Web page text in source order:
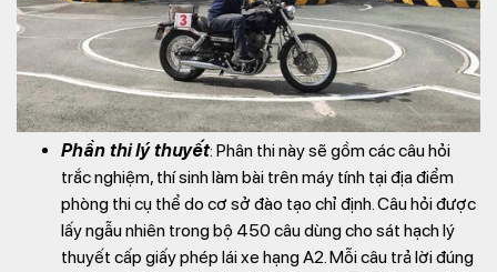
Phần thi lý thuyết: Phân thi này sẽ gồm các câu hỏi
trắc nghiệm, thí sinh làm bài trên máy tính tại địa điểm
phòng thi cụ thể do cơ sở đào tạo chỉ định. Câu hỏi được
lấy ngẫu nhiên trong bộ 450 câu dùng cho sát hạch lý
thuyết cấp giấy phép lái xe hạng A2. Mỗi câu trả lời đúng